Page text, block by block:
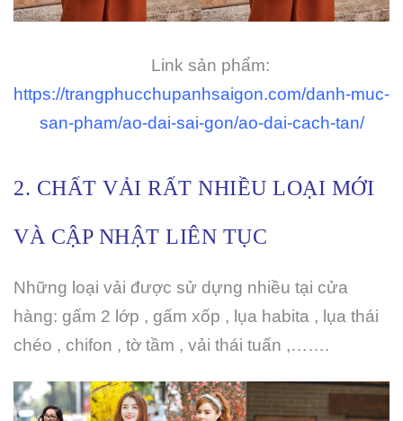
Link sản phẩm:
https://trangphucchupanhsaigon.com/danh-muc-
san-pham/ao-dai-sai-gon/ao-dai-cach-tan/
2. CHẤT VẢI RẤT NHIỀU LOẠI MỚI
VÀ CẬP NHẬT LIÊN TỤC
Những loại vải được sử dựng nhiều tại cửa
hàng: gấm 2 lớp , gấm xốp , lụa habita , lụa thái
chéo , chifon , tờ tầm , vải thái tuấn ,…….